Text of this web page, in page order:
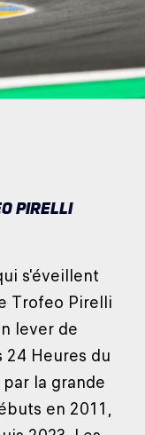
PIRELLI
s'éveillent
Trofeo Pirelli
lever de
24 Heures du
la grande
en 2011,